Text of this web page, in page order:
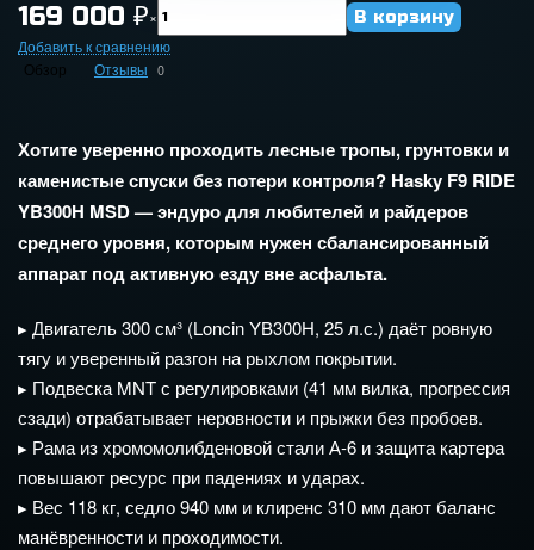
169 000 ₽×
Добавить к сравнению
Обзор
Отзывы 0
Хотитеуверенно проходитьлесныетропы, грунтовки и
каменистыеспускибез потери контроля? Hasky F9 RIDE
YB300H MSD— эндуродля любителей и райдеров
среднегоуровня, которым нужен сбалансированный
аппарат подактивнуюезду внеасфальта.
▸Двигатель300см³ (LoncinYB300H, 25 л.с.) даёт ровную
тягу иуверенный разгон на рыхлом покрытии.
▸ Подвеска MNTс регулировками (41 мм вилка, прогрессия
сзади) отрабатывает неровности и прыжкибез пробоев.
▸ Рама изхромомолибденовойсталиА‑6 изащита картера
повышают ресурс при падениях иударах.
▸ Вес 118 кг, седло940 мм и клиренс 310 мм даютбаланс
манёвренности и проходимости.